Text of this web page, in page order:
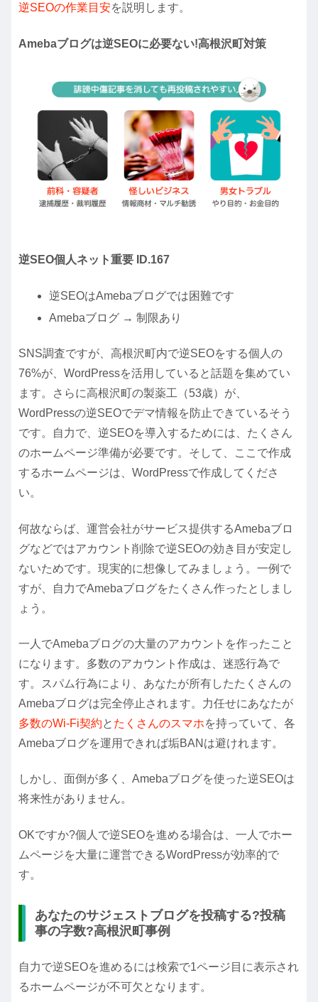
逆SEOの作業目安を説明します。
Amebaブログは逆SEOに必要ない!高根沢町対策
逆SEO個人ネット重要 ID.167
逆SEOはAmebaブログでは困難です
Amebaブログ → 制限あり
SNS調査ですが、高根沢町内で逆SEOをする個人の
76%が、WordPressを活用していると話題を集めてい
ます。さらに高根沢町の製薬工（53歳）が、
WordPressの逆SEOでデマ情報を防止できているそう
です。自力で、逆SEOを導入するためには、たくさん
のホームページ準備が必要です。そして、ここで作成
するホームページは、WordPressで作成してくださ
い。
何故ならば、運営会社がサービス提供するAmebaブロ
グなどではアカウント削除で逆SEOの効き目が安定し
ないためです。現実的に想像してみましょう。一例で
すが、自力でAmebaブログをたくさん作ったとしまし
ょう。
一人でAmebaブログの大量のアカウントを作ったこと
になります。多数のアカウント作成は、迷惑行為で
す。スパム行為により、あなたが所有したたくさんの
Amebaブログは完全停止されます。力任せにあなたが
多数のWi-Fi契約と たくさんのスマホを持っていて、各
Amebaブログを運用できれば垢BANは避けれます。
しかし、面倒が多く、Amebaブログを使った逆SEOは
将来性がありません。
OKですか?個人で逆SEOを進める場合は、一人でホー
ムページを大量に運営できるWordPressが効率的で
す。
あなたのサジェストブログを投稿する?投稿
事の字数?高根沢町事例
自力で逆SEOを進めるには検索で1ページ目に表示され
るホームページが不可欠となります。